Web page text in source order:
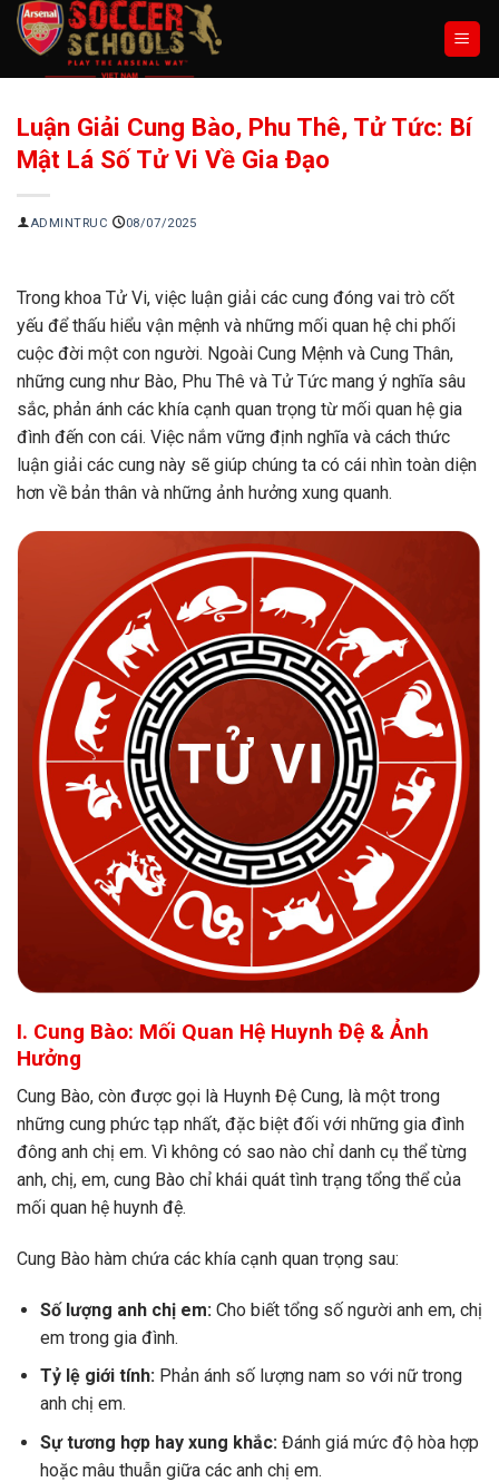
Chuyển
đến
Luận Giải Cung Bào, Phu Thê, Tử Tức: Bí
Mật Lá Số Tử Vi Về Gia Đạo
ADMINTRUC 08/07/2025
Trong khoa Tử Vi, việc luận giải các cung đóng vai trò cốt
yếu để thấu hiểu vận mệnh và những mối quan hệ chi phối
cuộc đời một con người. Ngoài Cung Mệnh và Cung Thân,
những cung như Bào, Phu Thê và Tử Tức mang ý nghĩa sâu
sắc, phản ánh các khía cạnh quan trọng từ mối quan hệ gia
đình đến con cái. Việc nắm vững định nghĩa và cách thức
luận giải các cung này sẽ giúp chúng ta có cái nhìn toàn diện
hơn về bản thân và những ảnh hưởng xung quanh.
I. Cung Bào: Mối Quan Hệ Huynh Đệ & Ảnh
Hưởng
Cung Bào, còn được gọi là Huynh Đệ Cung, là một trong
những cung phức tạp nhất, đặc biệt đối với những gia đình
đông anh chị em. Vì không có sao nào chỉ danh cụ thể từng
anh, chị, em, cung Bào chỉ khái quát tình trạng tổng thể của
mối quan hệ huynh đệ.
Cung Bào hàm chứa các khía cạnh quan trọng sau:
Số lượng anh chị em: Cho biết tổng số người anh em, chị
em trong gia đình.
Tỷ lệ giới tính:Phản ánh số lượng nam so với nữ trong
anh chị em.
Sự tương hợp hay xung khắc:Đánh giá mức độ hòa hợp
hoặc mâu thuẫn giữa các anh chị em.